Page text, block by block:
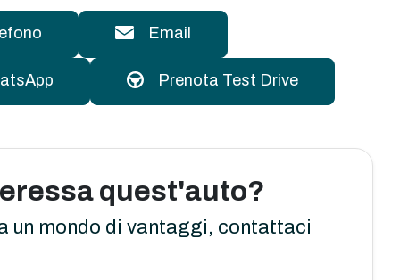
Email
Prenota Test Drive
quest'auto?
un mondo di vantaggi, contattaci